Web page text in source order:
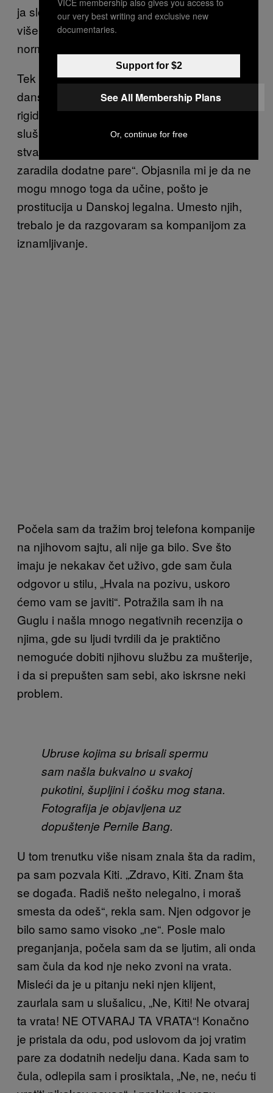
ja složile da ne možemo da učinimo mnogo
više dok se ne vratimo u hotel i budemo imale
normalan signal za mobilni.
Tek što smo stigle u foaje, ja sam pozvala
dansku policiju, i naletela na neku posebno
rigidnu policajku. Bukvalno sam ridala u
slušalicu, a ona mi je popovala, „Ovakve
stvari se dešavaju kada iznajmiš stan da bi
zaradila dodatne pare“. Objasnila mi je da ne
mogu mnogo toga da učine, pošto je
prostitucija u Danskoj legalna. Umesto njih,
trebalo je da razgovaram sa kompanijom za
iznamljivanje.
Počela sam da tražim broj telefona kompanije
na njihovom sajtu, ali nije ga bilo. Sve što
imaju je nekakav čet uživo, gde sam čula
odgovor u stilu, „Hvala na pozivu, uskoro
ćemo vam se javiti“. Potražila sam ih na
Guglu i našla mnogo negativnih recenzija o
njima, gde su ljudi tvrdili da je praktično
nemoguće dobiti njihovu službu za mušterije,
i da si prepušten sam sebi, ako iskrsne neki
problem.
Ubruse kojima su brisali spermu
sam našla bukvalno u svakoj
pukotini, šupljini i ćošku mog stana.
Fotografija je objavljena uz
dopuštenje Pernile Bang.
U tom trenutku više nisam znala šta da radim,
pa sam pozvala Kiti. „Zdravo, Kiti. Znam šta
se događa. Radiš nešto nelegalno, i moraš
smesta da odeš“, rekla sam. Njen odgovor je
bilo samo samo visoko „ne“. Posle malo
preganjanja, počela sam da se ljutim, ali onda
sam čula da kod nje neko zvoni na vrata.
Misleći da je u pitanju neki njen klijent,
zaurlala sam u slušalicu, „Ne, Kiti! Ne otvaraj
ta vrata! NE OTVARAJ TA VRATA“! Konačno
je pristala da odu, pod uslovom da joj vratim
pare za dodatnih nedelju dana. Kada sam to
čula, odlepila sam i prosiktala, „Ne, ne, neću ti
our very best writing and exclusive new
documentaries.
Support for $2
See All Membership Plans
Or, continue for free